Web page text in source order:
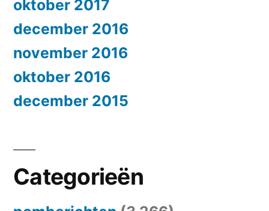
oktober 2017
december 2016
november 2016
oktober 2016
december 2015
Categorieën